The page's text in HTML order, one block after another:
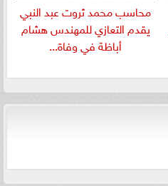
​محاسب محمد ثروت عبد النبي
يقدم التعازي للمهندس هشام
أباظة في وفاة...